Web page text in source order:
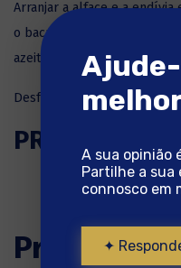
Arranjar a alface e a
o bacalhau lascado, os
azeite e vinagre.
Desfrute da Salada de
PRONTO A
Produtos
A sua opinião
Partilhe a sua
connosco em
✦